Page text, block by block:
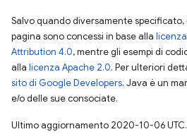
Salvo quando diversamente
pagina sono concessi in base alla
Attribution 4.0, mentre gli esempi di
alla licenza Apache 2.0. Per ulteriori
sito di Google Developers. Java è un
e/o delle sue consociate.
Ultimo aggiornamento 2020-10-06 UTC.